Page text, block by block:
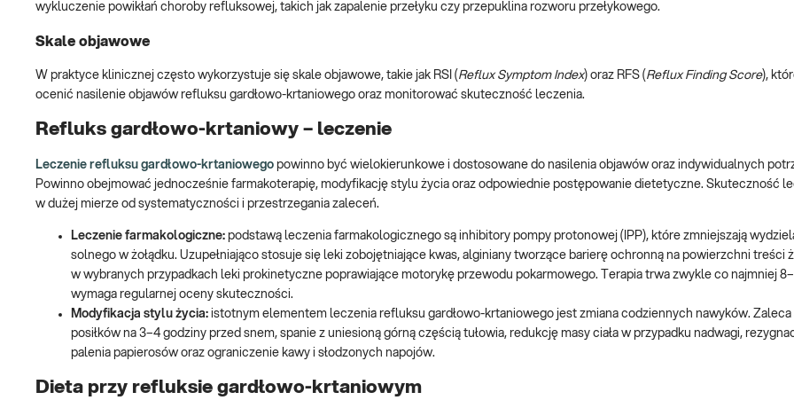
wykluczenie powikłań choroby refluksowej, takich jak zapalenie przełyku czy przepuklina rozworu przełykowego.
Skale objawowe
W praktyce klinicznej często wykorzystuje się skale objawowe, takie jak RSI ( Reflux Symptom Index) oraz RFS ( Reflux Finding Score),
ocenić nasilenie objawów refluksu gardłowo-krtaniowego oraz monitorować skuteczność leczenia.
Refluks gardłowo-krtaniowy – leczenie
Leczenie refluksu gardłowo-krtaniowego powinno być wielokierunkowe i dostosowane do nasilenia objawów oraz indywidualnych
Powinno obejmować jednocześnie farmakoterapię, modyfikację stylu życia oraz odpowiednie postępowanie dietetyczne. Skuteczność
w dużej mierze od systematyczności i przestrzegania zaleceń.
Leczenie farmakologiczne: podstawą leczenia farmakologicznego są inhibitory pompy protonowej (IPP), które zmniejszają
solnego w żołądku. Uzupełniająco stosuje się leki zobojętniające kwas, alginiany tworzące barierę ochronną na powierzchni treści
w wybranych przypadkach leki prokinetyczne poprawiające motorykę przewodu pokarmowego. Terapia trwa zwykle co najmniej
wymaga regularnej oceny skuteczności.
Modyfikacja stylu życia: istotnym elementem leczenia refluksu gardłowo-krtaniowego jest zmiana codziennych nawyków. Zaleca
posiłków na 3–4 godziny przed snem, spanie z uniesioną górną częścią tułowia, redukcję masy ciała w przypadku nadwagi,
palenia papierosów oraz ograniczenie kawy i słodzonych napojów.
Dieta przy refluksie gardłowo-krtaniowym